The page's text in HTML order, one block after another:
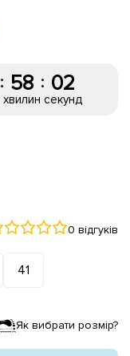
: 58
хвилин
: 02
секунд
0 відгуків
41
Як вибрати розмір?